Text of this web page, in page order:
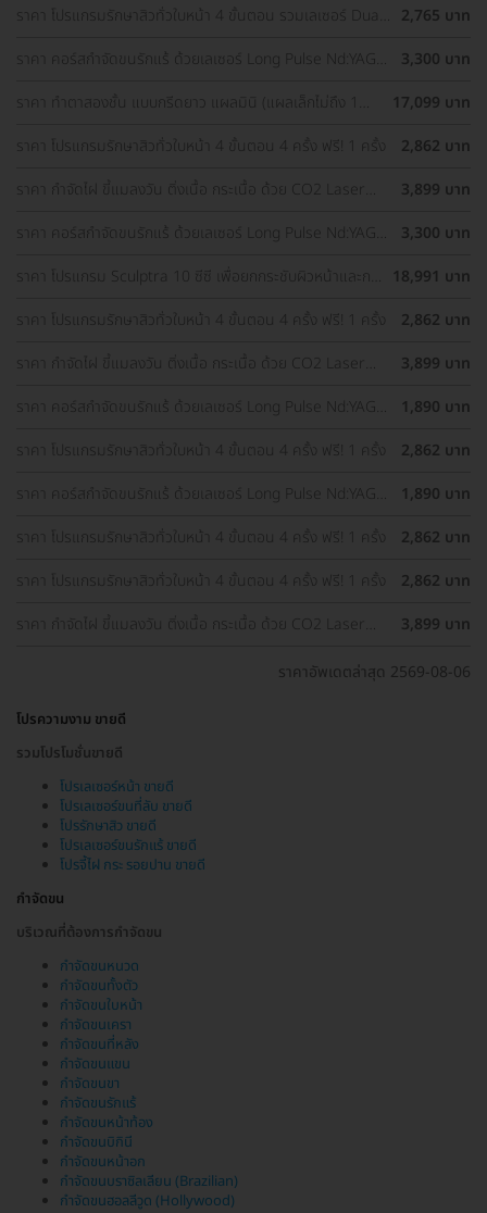
ราคา โปรแกรมรักษาสิวทั่วใบหน้า 4 ขั้นตอน รวมเลเซอร์ Dual
2,765 บาท
ราคา คอร์สกำจัดขนรักแร้ ด้วยเลเซอร์ Long Pulse Nd:YAG
3,300 บาท
ราคา ทำตาสองชั้น แบบกรีดยาว แผลมินิ (แผลเล็กไม่ถึง 1
17,099 บาท
ราคา โปรแกรมรักษาสิวทั่วใบหน้า 4 ขั้นตอน 4 ครั้ง ฟรี! 1 ครั้ง
2,862 บาท
ราคา กำจัดไฝ ขี้แมลงวัน ติ่งเนื้อ กระเนื้อ ด้วย CO2 Laser
ลำคอ 1 ครั้ง
3,899 บาท
ราคา คอร์สกำจัดขนรักแร้ ด้วยเลเซอร์ Long Pulse Nd:YAG
ครั้ง
3,300 บาท
ราคา โปรแกรม Sculptra 10 ซีซี เพื่อยกกระชับผิวหน้าและกระ
18,991 บาท
ราคา โปรแกรมรักษาสิวทั่วใบหน้า 4 ขั้นตอน 4 ครั้ง ฟรี! 1 ครั้ง
2,862 บาท
ราคา กำจัดไฝ ขี้แมลงวัน ติ่งเนื้อ กระเนื้อ ด้วย CO2 Laser
ลำคอ 1 ครั้ง
3,899 บาท
ราคา คอร์สกำจัดขนรักแร้ ด้วยเลเซอร์ Long Pulse Nd:YAG
1,890 บาท
ราคา โปรแกรมรักษาสิวทั่วใบหน้า 4 ขั้นตอน 4 ครั้ง ฟรี! 1 ครั้ง
2,862 บาท
ราคา คอร์สกำจัดขนรักแร้ ด้วยเลเซอร์ Long Pulse Nd:YAG
1,890 บาท
ราคา โปรแกรมรักษาสิวทั่วใบหน้า 4 ขั้นตอน 4 ครั้ง ฟรี! 1 ครั้ง
2,862 บาท
ราคา โปรแกรมรักษาสิวทั่วใบหน้า 4 ขั้นตอน 4 ครั้ง ฟรี! 1 ครั้ง
2,862 บาท
ราคา กำจัดไฝ ขี้แมลงวัน ติ่งเนื้อ กระเนื้อ ด้วย CO2 Laser
3,899 บาท
ราคาอัพเดตล่าสุด 2569-08-06
โปรความงาม ขายดี
รวมโปรโมชั่นขายดี
โปรเลเซอร์หน้า ขายดี
โปรเลเซอร์ขนที่ลับ ขายดี
โปรรักษาสิว ขายดี
โปรเลเซอร์ขนรักแร้ ขายดี
โปรจี้ไฝ กระ รอยปาน ขายดี
กำจัดขน
บริเวณที่ต้องการกำจัดขน
กำจัดขนหนวด
กำจัดขนทั้งตัว
กำจัดขนใบหน้า
กำจัดขนเครา
กำจัดขนที่หลัง
กำจัดขนแขน
กำจัดขนขา
กำจัดขนรักแร้
กำจัดขนหน้าท้อง
กำจัดขนบิกินี
กำจัดขนหน้าอก
กำจัดขนบราซิลเลียน (Brazilian)
กำจัดขนฮอลลีวูด (Hollywood)